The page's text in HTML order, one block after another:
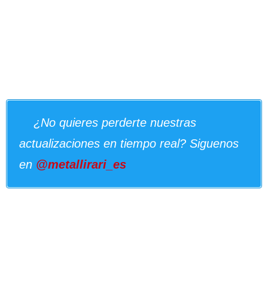
¿No quieres perderte nuestras
actualizaciones en tiempo real? Siguenos
en @metallirari_es